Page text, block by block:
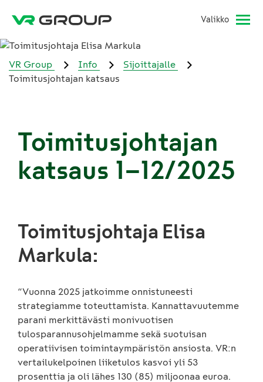
Valikko
VR Group Info
Sijoittajalle
Toimitusjohtajan katsaus
Toimitusjohtajan
katsaus 1–12/2025
Toimitusjohtaja Elisa
Markula:
“Vuonna 2025 jatkoimme onnistuneesti
strategiamme toteuttamista. Kannattavuutemme
parani merkittävästi monivuotisen
tulosparannusohjelmamme sekä suotuisan
operatiivisen toimintaympäristön ansiosta. VR:n
vertailukelpoinen liiketulos kasvoi yli 53
prosenttia ja oli lähes 130 (85) miljoonaa euroa.